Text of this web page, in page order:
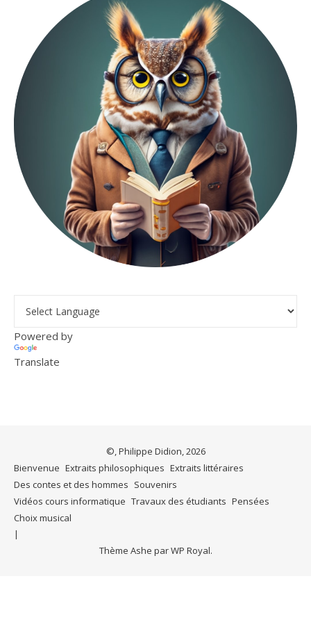
Powered by
Translate
©, Philippe Didion, 2026
Bienvenue Extraits philosophiques Extraits littéraires
Des contes et des hommes Souvenirs
Vidéos cours informatique Travaux des étudiants Pensées
Choix musical
Thème Ashe parWP Royal.